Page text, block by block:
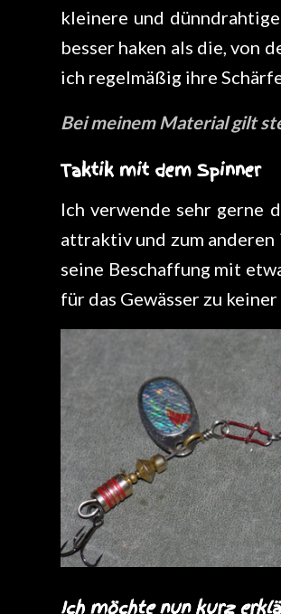
kleinere und
besser haken als die, von
ich regelmäßig ihre
Bei meinem Material gilt
Taktik mit dem Spinner
Ich verwende sehr gerne
attraktiv und zum anderen
seine Beschaffung mit
für das Gewässer zu
Ich möchte nun kurz